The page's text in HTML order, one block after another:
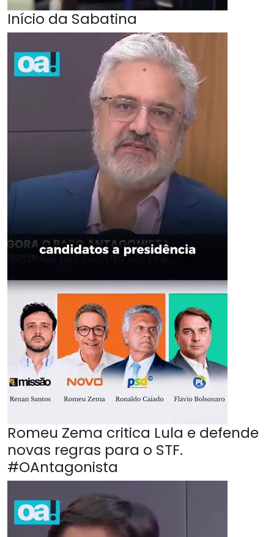
Início da Sabatina
Romeu Zema critica Lula e defende
novas regras para o STF.
#OAntagonista